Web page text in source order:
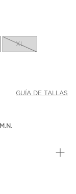
XL
GUÍA DE TALLAS